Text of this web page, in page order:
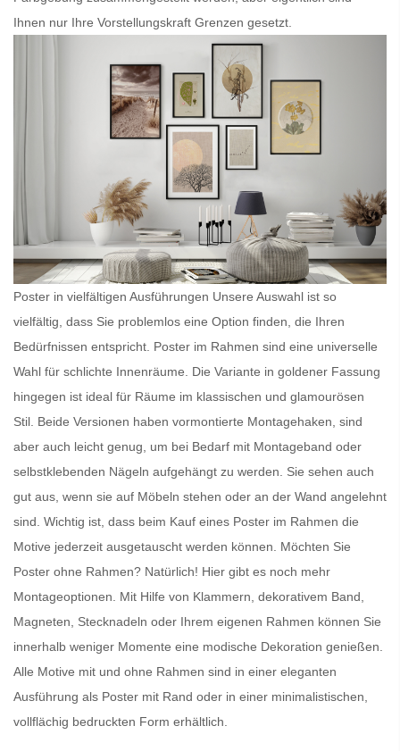
Ihnen nur Ihre Vorstellungskraft Grenzen gesetzt.
Poster in vielfältigen Ausführungen Unsere Auswahl ist so
vielfältig, dass Sie problemlos eine Option finden, die Ihren
Bedürfnissen entspricht. Poster im Rahmen sind eine universelle
Wahl für schlichte Innenräume. Die Variante in goldener Fassung
hingegen ist ideal für Räume im klassischen und glamourösen
Stil. Beide Versionen haben vormontierte Montagehaken, sind
aber auch leicht genug, um bei Bedarf mit Montageband oder
selbstklebenden Nägeln aufgehängt zu werden. Sie sehen auch
gut aus, wenn sie auf Möbeln stehen oder an der Wand angelehnt
sind. Wichtig ist, dass beim Kauf eines Poster im Rahmen die
Motive jederzeit ausgetauscht werden können. Möchten Sie
Poster ohne Rahmen? Natürlich! Hier gibt es noch mehr
Montageoptionen. Mit Hilfe von Klammern, dekorativem Band,
Magneten, Stecknadeln oder Ihrem eigenen Rahmen können Sie
innerhalb weniger Momente eine modische Dekoration genießen.
Alle Motive mit und ohne Rahmen sind in einer eleganten
Ausführung als Poster mit Rand oder in einer minimalistischen,
vollflächig bedruckten Form erhältlich.